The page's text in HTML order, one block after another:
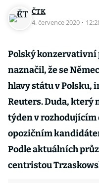
ČTK
4. července 2020 ·
Polský
naznačil, že se
hlavy státu v Polsku,
Reuters. Duda, který
týden v rozhodujícím
opozičním
Podle aktuálních
centristou